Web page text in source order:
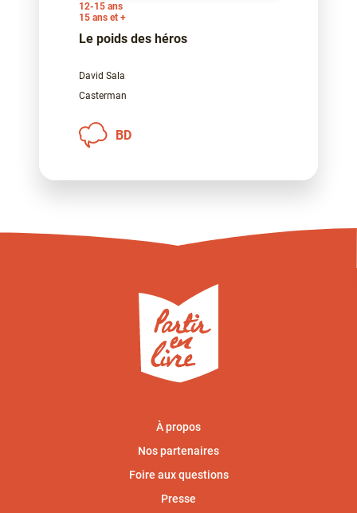
12-15 ans
15 ans et +
Le poids des héros
David Sala
Casterman
BD
À propos
Nos partenaires
Foire aux questions
Presse